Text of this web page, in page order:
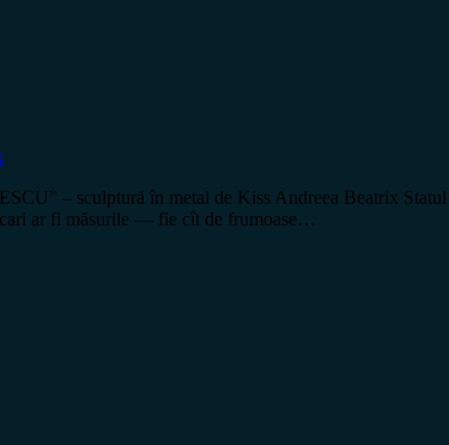
– sculptură în metal de Kiss Andreea Beatrix Statul
ar fi măsurile — fie cît de frumoase…